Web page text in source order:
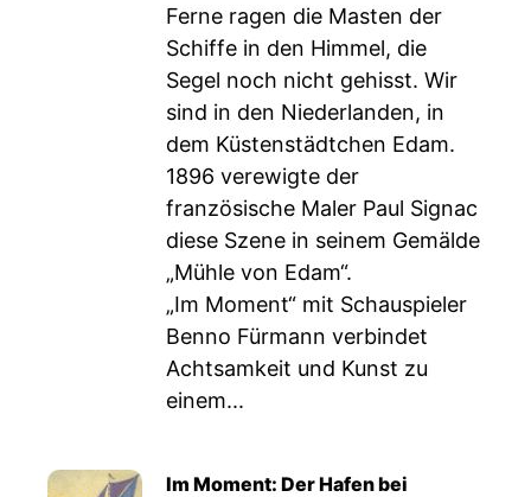
Ferne ragen die Masten der
Schiffe in den Himmel, die
Segel noch nicht gehisst. Wir
sind in den Niederlanden, in
dem Küstenstädtchen Edam.
1896 verewigte der
französische Maler Paul Signac
diese Szene in seinem Gemälde
„Mühle von Edam“.
„Im Moment“ mit Schauspieler
Benno Fürmann verbindet
Achtsamkeit und Kunst zu
einem...
Im Moment: Der Hafen bei